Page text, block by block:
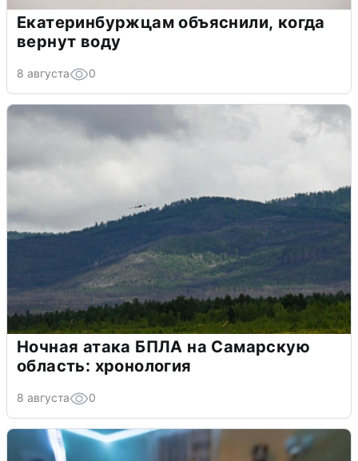
Екатеринбуржцам объяснили, когда
вернут воду
8 августа 0
Ночная атака БПЛА на Самарскую
область: хронология
8 августа 0